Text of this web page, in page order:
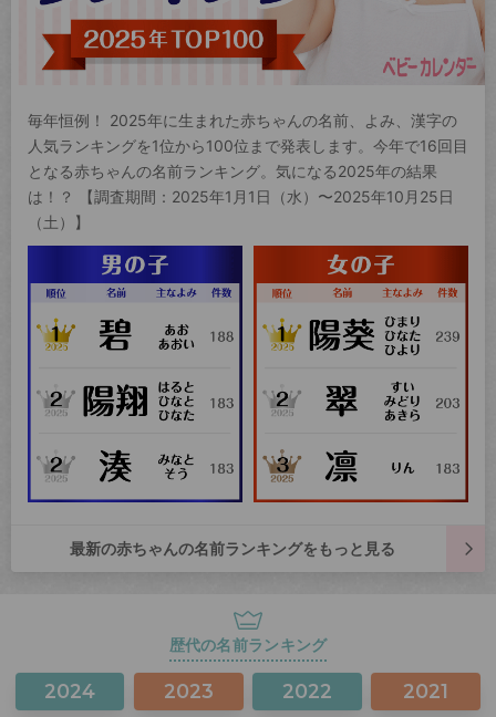
毎年恒例！ 2025年に生まれた赤ちゃんの名前、よみ、漢字の
人気ランキングを1位から100位まで発表します。今年で16回目
となる赤ちゃんの名前ランキング。気になる2025年の結果
は！？ 【調査期間：2025年1月1日（水）〜2025年10月25日
（土）】
最新の赤ちゃんの名前ランキングをもっと見る
歴代の名前ランキング
2024 2023 2022 2021